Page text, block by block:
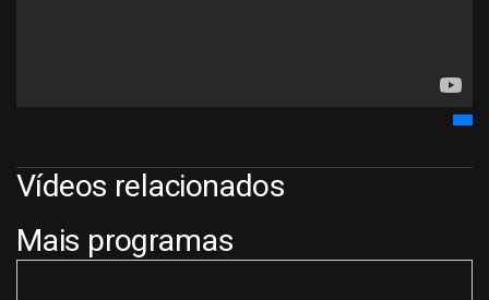
Vídeos relacionados
Mais programas